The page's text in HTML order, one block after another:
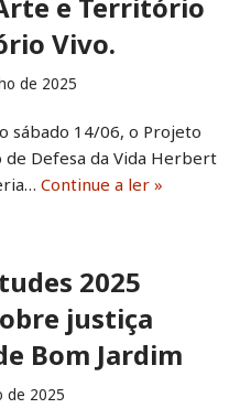
Vivo.
de 2025
sábado 14/06, o Projeto
de Defesa da Vida Herbert
Continue a ler »
2025
justiça
Bom Jardim
de 2025